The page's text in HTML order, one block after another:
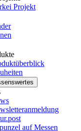
Projekt
auf Messen